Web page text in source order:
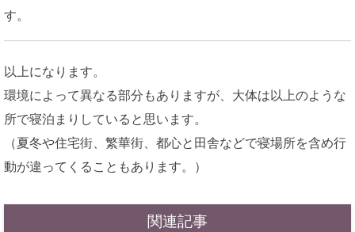
す。
以上になります。
環境によって異なる部分もありますが、大体は以上のような
所で寝泊まりしていると思います。
（夏冬や住宅街、繁華街、都心と田舎などで寝場所を含め行
動が違ってくることもあります。）
関連記事